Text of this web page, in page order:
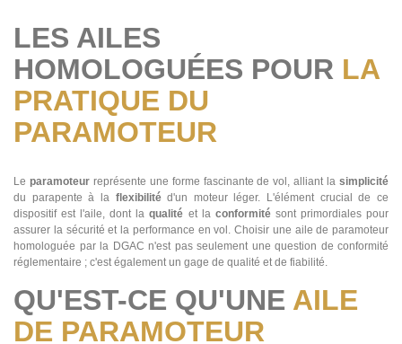
LES AILES
HOMOLOGUÉES POUR LA
PRATIQUE DU
PARAMOTEUR
Le paramoteurreprésente une forme fascinante de vol, alliant lasimplicité
du parapente à la flexibilitéd'un moteur léger. L'élément crucial de ce
dispositif est l'aile, dont laqualité et la conformitésont primordiales pour
assurer la sécurité et la performance en vol. Choisir une aile de paramoteur
homologuée par la DGAC n'est pas seulement une question de conformité
réglementaire ; c'est également un gage de qualité et de fiabilité.
QU'EST-CE QU'UNE AILE
DE PARAMOTEUR